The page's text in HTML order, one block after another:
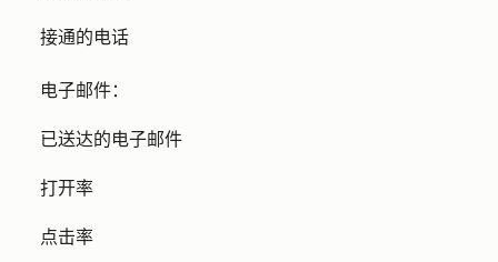
接通的电话
电子邮件：
已送达的电子邮件
打开率
点击率